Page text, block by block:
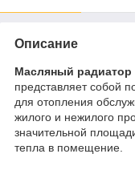
Описание
Масляный радиатор
представляет собой
для отопления
жилого и нежилого
значительной
тепла в помещение.